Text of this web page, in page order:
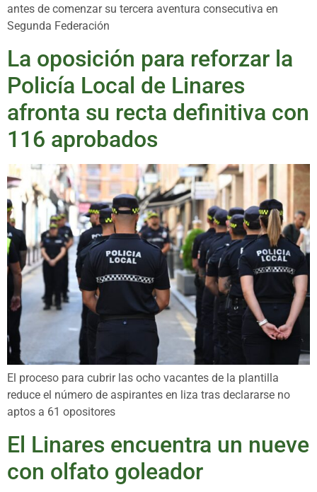
antes de comenzar su tercera aventura consecutiva en
Segunda Federación
La oposición para reforzar la
Policía Local de Linares
afronta su recta definitiva con
116 aprobados
El proceso para cubrir las ocho vacantes de la plantilla
reduce el número de aspirantes en liza tras declararse no
aptos a 61 opositores
El Linares encuentra un nueve
con olfato goleador